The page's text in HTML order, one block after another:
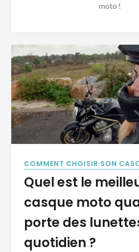
moto !
COMMENT CHOISIR SON
Quel est le
casque moto
porte des
quotidien ?